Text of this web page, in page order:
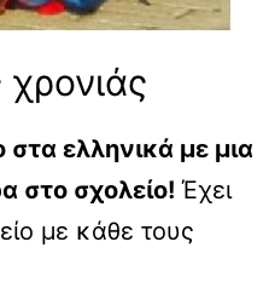
ελληνικά με μια
στο σχολείο! Έχει
με κάθε τους